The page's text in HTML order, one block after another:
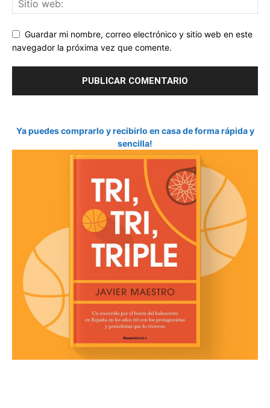
Guardar mi nombre, correo electrónico y sitio web en este
navegador la próxima vez que comente.
Ya puedes comprarlo y recibirlo en casa de forma rápida y
sencilla!